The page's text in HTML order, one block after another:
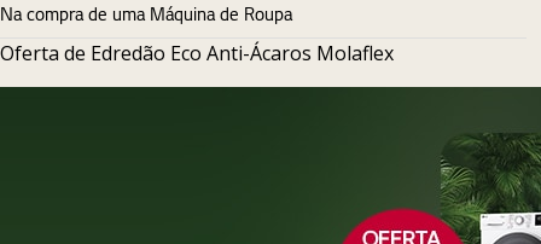
Na compra de uma Máquina de Roupa
Oferta de Edredão Eco Anti-Ácaros Molaflex